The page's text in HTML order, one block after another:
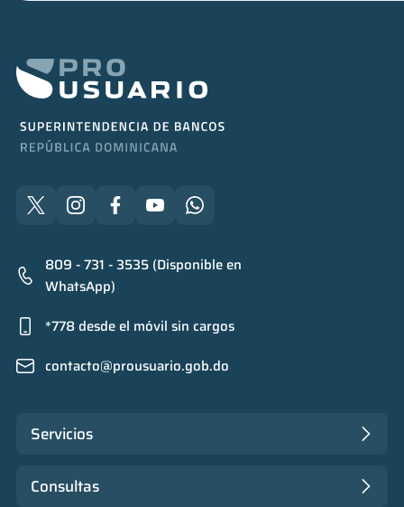
809 - 731 - 3535 (Disponible en
WhatsApp)
*778 desde el móvil sin cargos
contacto@prousuario.gob.do
Servicios
Consultas